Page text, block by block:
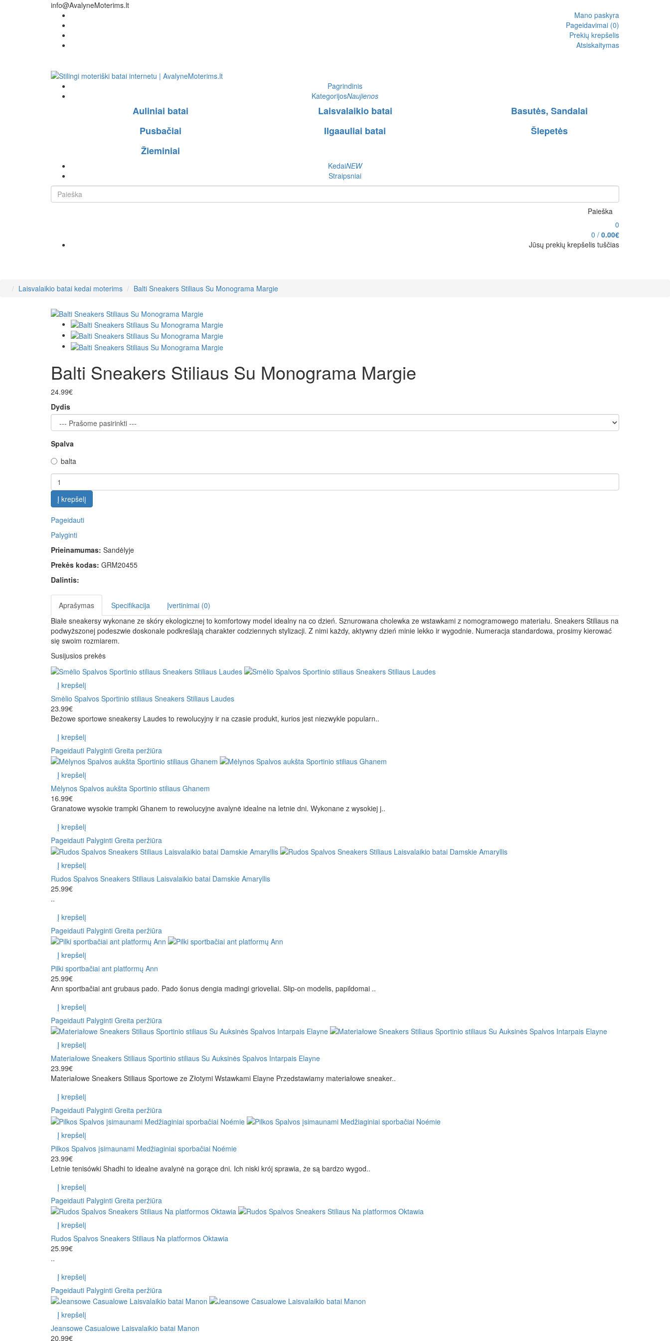
info@AvalyneMoterims.lt
Mano paskyra
Pageidavimai (0)
Prekių krepšelis
Atsiskaitymas
Pagrindinis
KategorijosNaujienos
Auliniai batai Laisvalaikio batai
Basutės, Sandalai
Pusbačiai
Ilgaauliai batai
Šlepetės
Žieminiai
KedaiNEW
Straipsniai
Paieška
0
0 / 0.00€
Jūsų prekių krepšelis tuščias
Laisvalaikio batai kedai moterims Balti Sneakers Stiliaus Su Monograma Margie
Balti Sneakers Stiliaus Su Monograma Margie
24.99€
Dydis
Spalva
balta
Į krepšelį
Pageidauti
Palyginti
Prieinamumas: Sandėlyje
Prekės kodas: GRM20455
Dalintis:
Aprašymas Specifikacija
Įvertinimai (0)
Białe sneakersy wykonane ze skóry ekologicznej to komfortowy model idealny na co dzień. Sznurowana cholewka ze wstawkami z nomogramowego materiału. Sneakers Stiliaus na
podwyższonej podeszwie doskonale podkreślają charakter codziennych stylizacji. Z nimi każdy, aktywny dzień minie lekko ir wygodnie. Numeracja standardowa, prosimy kierować
się swoim rozmiarem.
Susijusios prekės
Į krepšelį
Smėlio Spalvos Sportinio stiliaus Sneakers Stiliaus Laudes
23.99€
Beżowe sportowe sneakersy Laudes to rewolucyjny ir na czasie produkt, kurios jest niezwykle popularn..
Į krepšelį
Pageidauti Palyginti Greita peržiūra
Į krepšelį
Mėlynos Spalvos aukšta Sportinio stiliaus Ghanem
16.99€
Granatowe wysokie trampki Ghanem to rewolucyjne avalynė idealne na letnie dni. Wykonane z wysokiej j..
Į krepšelį
Pageidauti Palyginti Greita peržiūra
Į krepšelį
Rudos Spalvos Sneakers Stiliaus Laisvalaikio batai Damskie Amaryllis
25.99€
..
Į krepšelį
Pageidauti Palyginti Greita peržiūra
Į krepšelį
Pilki sportbačiai ant platformų Ann
25.99€
Ann sportbačiai ant grubaus pado. Pado šonus dengia madingi grioveliai. Slip-on modelis, papildomai ..
Į krepšelį
Pageidauti Palyginti Greita peržiūra
Į krepšelį
Materiałowe Sneakers Stiliaus Sportinio stiliaus Su Auksinės Spalvos Intarpais Elayne
23.99€
Materiałowe Sneakers Stiliaus Sportowe ze Złotymi Wstawkami Elayne Przedstawiamy materiałowe sneaker..
Į krepšelį
Pageidauti Palyginti Greita peržiūra
Į krepšelį
Pilkos Spalvos įsimaunami Medžiaginiai sporbačiai Noémie
23.99€
Letnie tenisówki Shadhi to idealne avalynė na gorące dni. Ich niski krój sprawia, że są bardzo wygod..
Į krepšelį
Pageidauti Palyginti Greita peržiūra
Į krepšelį
Rudos Spalvos Sneakers Stiliaus Na platformos Oktawia
25.99€
..
Į krepšelį
Pageidauti Palyginti Greita peržiūra
Į krepšelį
Jeansowe Casualowe Laisvalaikio batai Manon
20.99€